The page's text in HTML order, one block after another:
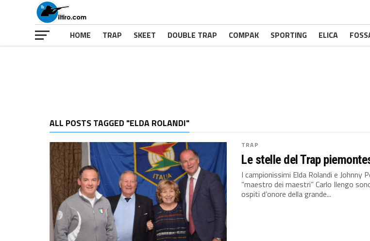
HOME TRAP SKEET DOUBLE TRAP COMPAK SPORTING ELICA
ALL POSTS TAGGED "ELDA ROLANDI"
TRAP
Le stelle del Trap
I campionissimi Elda Rolandi e Johnny
“maestro dei maestri” Carlo Ilengo
ospiti d’onore della grande...